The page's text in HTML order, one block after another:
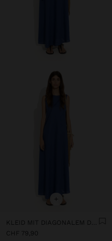
+
KLEID MIT DIAGONALEM DETAIL AUS 100% LEINEN
CHF 79,90